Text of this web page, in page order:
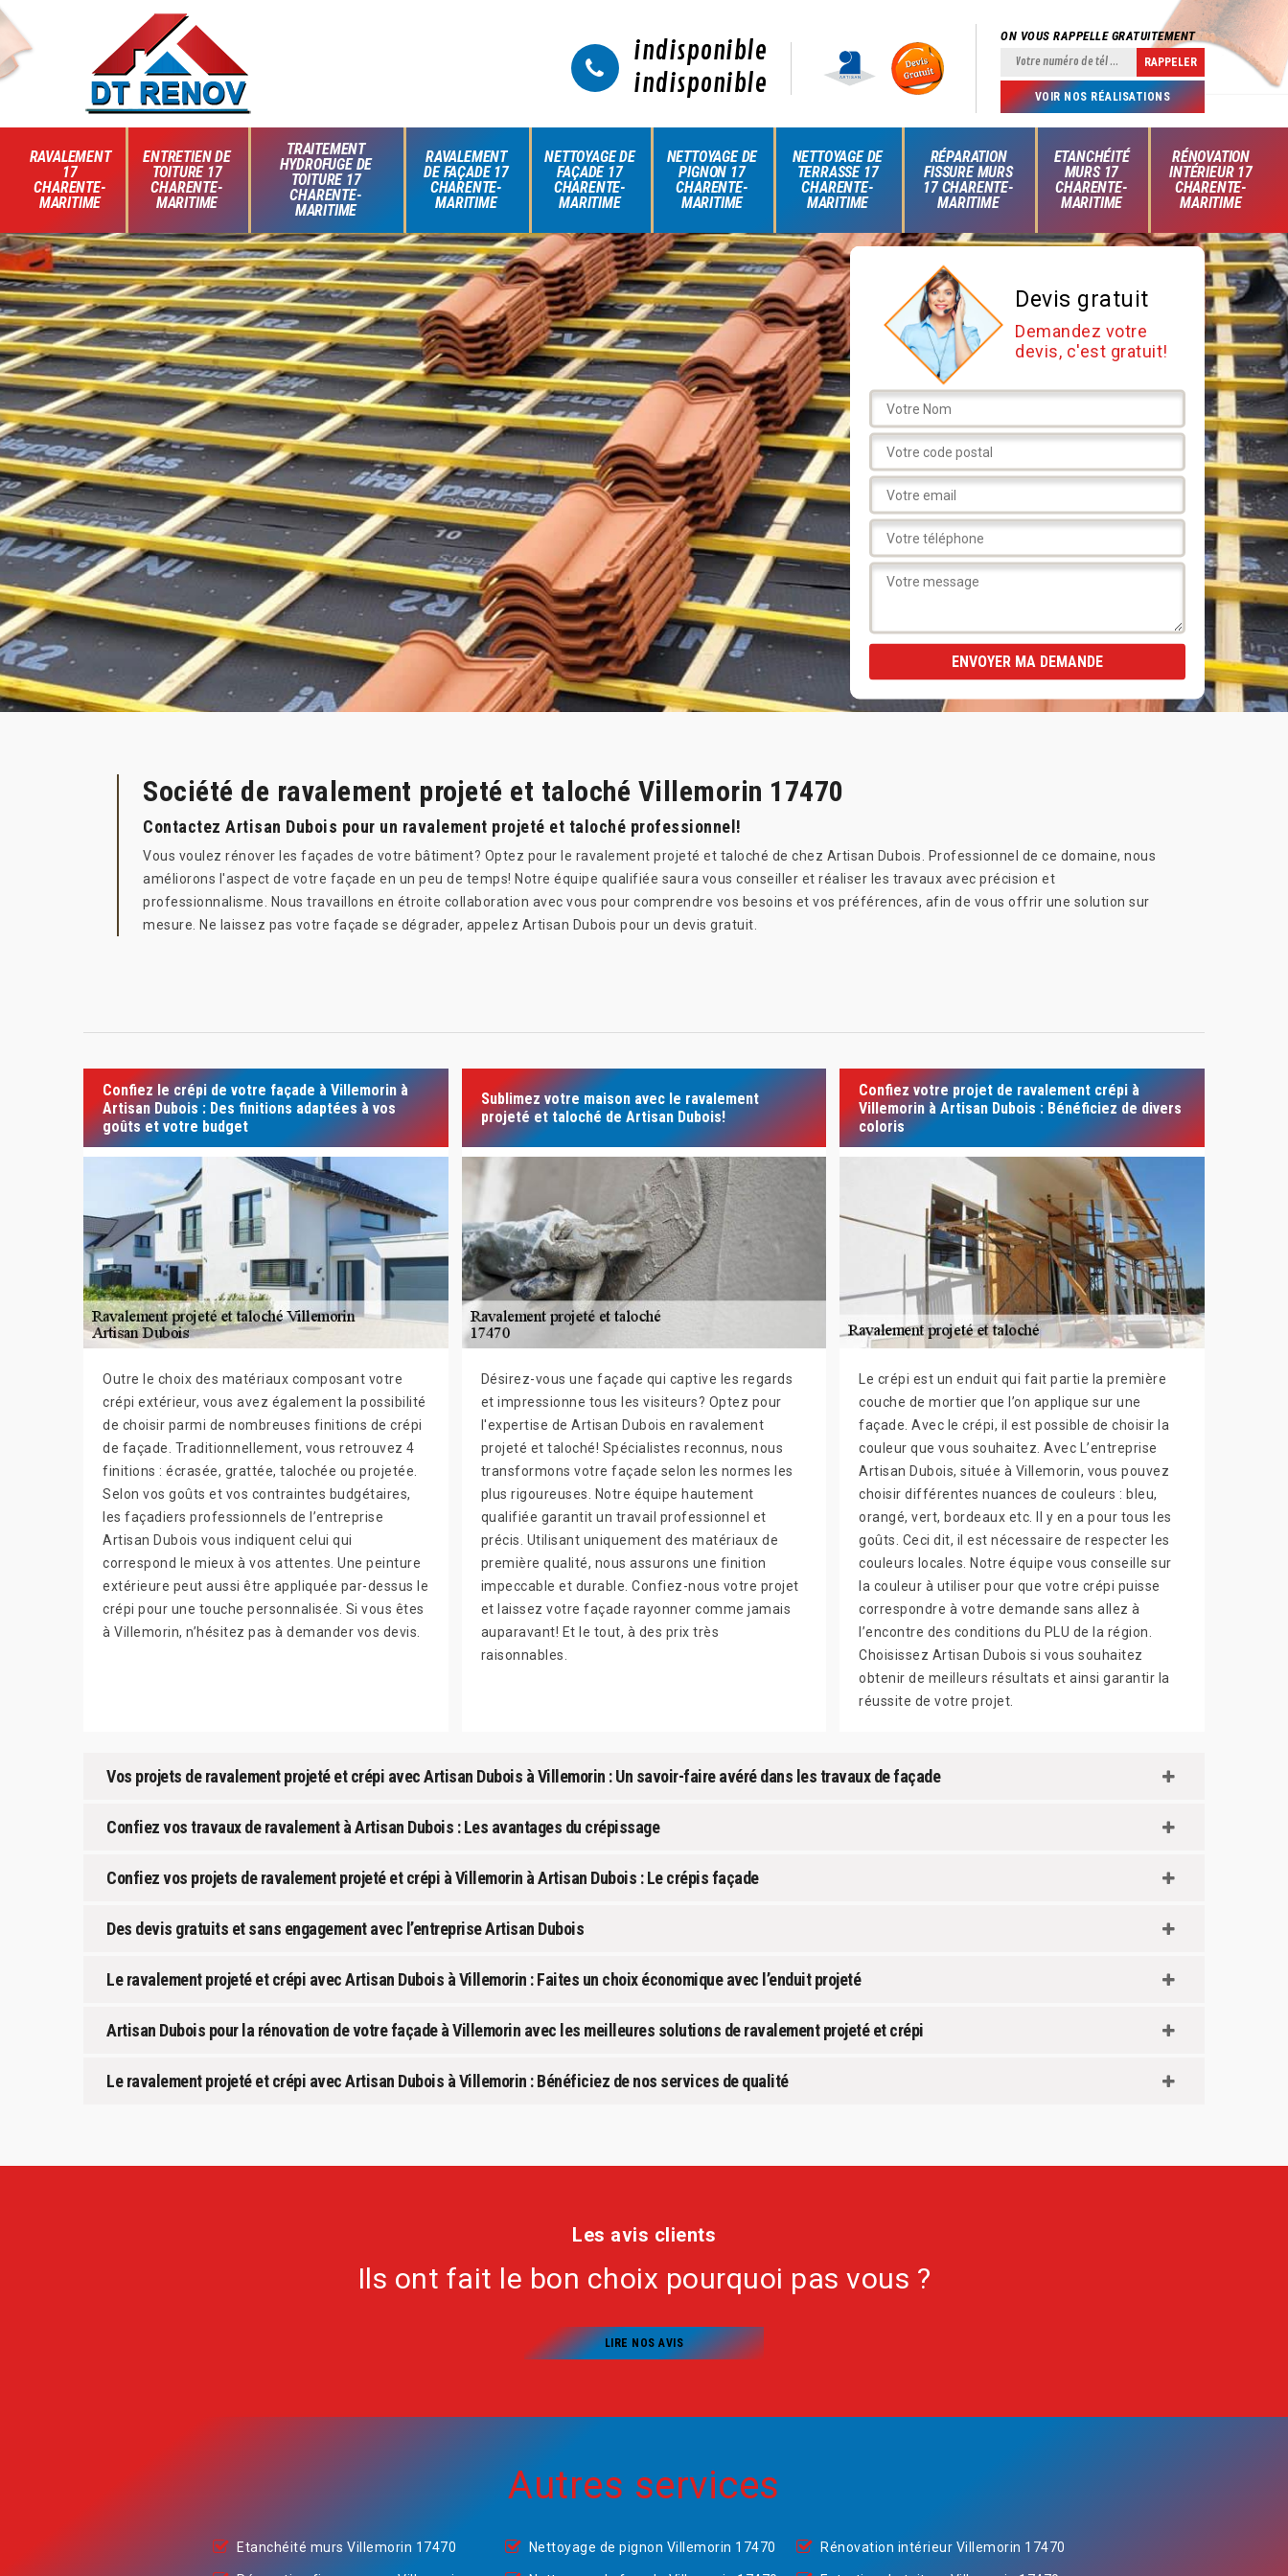
indisponible
indisponible
ON VOUS RAPPELLE GRATUITEMENT
VOIR NOS RÉALISATIONS
RAVALEMENT
17
CHARENTE-
MARITIME
ENTRETIEN DE
TOITURE 17
CHARENTE-
MARITIME
TRAITEMENT
HYDROFUGE DE
TOITURE 17
CHARENTE-
MARITIME
RAVALEMENT
DE FAÇADE 17
CHARENTE-
MARITIME
NETTOYAGE DE
FAÇADE 17
CHARENTE-
MARITIME
NETTOYAGE DE
PIGNON 17
CHARENTE-
MARITIME
NETTOYAGE DE
TERRASSE 17
CHARENTE-
MARITIME
RÉPARATION
FISSURE MURS
17 CHARENTE-
MARITIME
ETANCHÉITÉ
MURS 17
CHARENTE-
MARITIME
RÉNOVATION
INTÉRIEUR 17
CHARENTE-
MARITIME
Devis gratuit
Demandez votre
devis, c'est gratuit!
Société de ravalement projeté et taloché Villemorin 17470
Contactez Artisan Dubois pour un ravalement projeté et taloché professionnel!
Vous voulez rénover les façades de votre bâtiment? Optez pour le ravalement projeté et taloché de chez Artisan Dubois. Professionnel de ce domaine, nous
améliorons l'aspect de votre façade en un peu de temps! Notre équipe qualifiée saura vous conseiller et réaliser les travaux avec précision et
professionnalisme. Nous travaillons en étroite collaboration avec vous pour comprendre vos besoins et vos préférences, afin de vous offrir une solution sur
mesure. Ne laissez pas votre façade se dégrader, appelez Artisan Dubois pour un devis gratuit.
Confiez le crépi de votre façade à Villemorin à
Artisan Dubois : Des finitions adaptées à vos
goûts et votre budget
Outre le choix des matériaux composant votre
crépi extérieur, vous avez également la possibilité
de choisir parmi de nombreuses finitions de crépi
de façade. Traditionnellement, vous retrouvez 4
finitions : écrasée, grattée, talochée ou projetée.
Selon vos goûts et vos contraintes budgétaires,
les façadiers professionnels de l’entreprise
Artisan Dubois vous indiquent celui qui
correspond le mieux à vos attentes. Une peinture
extérieure peut aussi être appliquée par-dessus le
crépi pour une touche personnalisée. Si vous êtes
à Villemorin, n’hésitez pas à demander vos devis.
Sublimez votre maison avec le ravalement
projeté et taloché de Artisan Dubois!
Désirez-vous une façade qui captive les regards
et impressionne tous les visiteurs? Optez pour
l'expertise de Artisan Dubois en ravalement
projeté et taloché! Spécialistes reconnus, nous
transformons votre façade selon les normes les
plus rigoureuses. Notre équipe hautement
qualifiée garantit un travail professionnel et
précis. Utilisant uniquement des matériaux de
première qualité, nous assurons une finition
impeccable et durable. Confiez-nous votre projet
et laissez votre façade rayonner comme jamais
auparavant! Et le tout, à des prix très
raisonnables.
Confiez votre projet de ravalement crépi à
Villemorin à Artisan Dubois : Bénéficiez de divers
coloris
Le crépi est un enduit qui fait partie la première
couche de mortier que l’on applique sur une
façade. Avec le crépi, il est possible de choisir la
couleur que vous souhaitez. Avec L’entreprise
Artisan Dubois, située à Villemorin, vous pouvez
choisir différentes nuances de couleurs : bleu,
orangé, vert, bordeaux etc. Il y en a pour tous les
goûts. Ceci dit, il est nécessaire de respecter les
couleurs locales. Notre équipe vous conseille sur
la couleur à utiliser pour que votre crépi puisse
correspondre à votre demande sans allez à
l’encontre des conditions du PLU de la région.
Choisissez Artisan Dubois si vous souhaitez
obtenir de meilleurs résultats et ainsi garantir la
réussite de votre projet.
Vos projets de ravalement projeté et crépi avec Artisan Dubois à Villemorin : Un savoir-faire avéré dans les travaux de façade
Confiez vos travaux de ravalement à Artisan Dubois : Les avantages du crépissage
Confiez vos projets de ravalement projeté et crépi à Villemorin à Artisan Dubois : Le crépis façade
Des devis gratuits et sans engagement avec l’entreprise Artisan Dubois
Le ravalement projeté et crépi avec Artisan Dubois à Villemorin : Faites un choix économique avec l’enduit projeté
Artisan Dubois pour la rénovation de votre façade à Villemorin avec les meilleures solutions de ravalement projeté et crépi
Le ravalement projeté et crépi avec Artisan Dubois à Villemorin : Bénéficiez de nos services de qualité
Les avis clients
Ils ont fait le bon choix pourquoi pas vous ?
LIRE NOS AVIS
Autres services
Etanchéité murs Villemorin 17470 Nettoyage de pignon Villemorin 17470 Rénovation intérieur Villemorin 17470